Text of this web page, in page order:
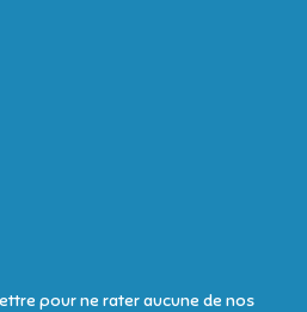
pour ne rater aucune de nos